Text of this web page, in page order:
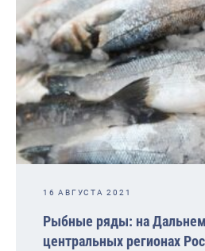
16 АВГУСТА 2021
Рыбные ряды: на
центральных регионах